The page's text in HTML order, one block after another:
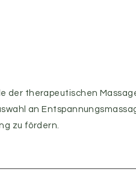
der therapeutischen
an
zu fördern.